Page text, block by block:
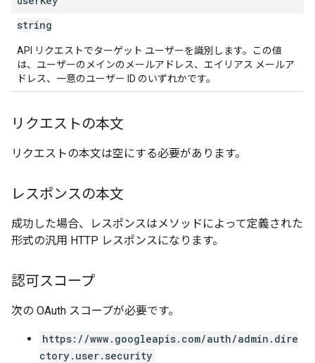
string
API リクエストでターゲット ユーザーを識別します。この値
は、ユーザーのメインのメールアドレス、エイリアス メールア
ドレス、一意のユーザー ID のいずれかです。
リクエストの本文
リクエストの本文は空にする必要があります。
レスポンスの本文
成功した場合、レスポンスはメソッドによって定義された
形式の汎用 HTTP レスポンスになります。
認可スコープ
次の OAuth スコープが必要です。
https://www.googleapis.com/auth/admin.dire
ctory.user.security